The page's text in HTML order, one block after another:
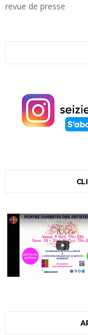
revue de presse